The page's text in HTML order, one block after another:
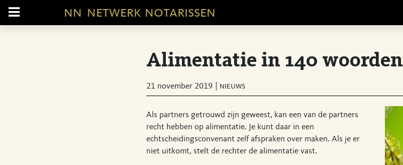
nn netwerk notarissen
Alimentatie in 140 woorden
21 november 2019 nieuws
Als partners getrouwd zijn geweest, kan een van de partners
recht hebben op alimentatie. Je kunt daar in een
echtscheidingsconvenant zelf afspraken over maken. Als je er
niet uitkomt, stelt de rechter de alimentatie vast.